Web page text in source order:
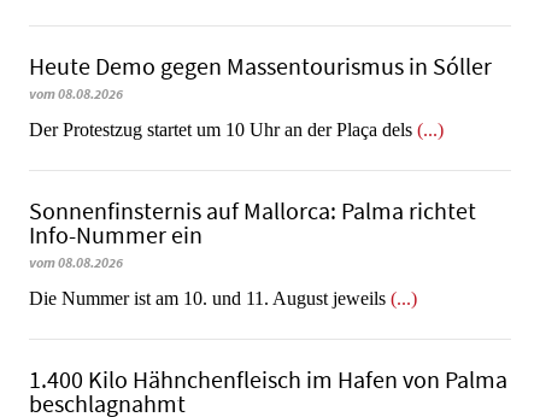
Heute Demo gegen Massentourismus in Sóller
vom 08.08.2026
Der Protestzug startet um 10 Uhr an der Plaça dels (...)
Sonnenfinsternis auf Mallorca: Palma richtet
Info-Nummer ein
vom 08.08.2026
Die Nummer ist am 10. und 11. August jeweils (...)
1.400 Kilo Hähnchenfleisch im Hafen von Palma
beschlagnahmt